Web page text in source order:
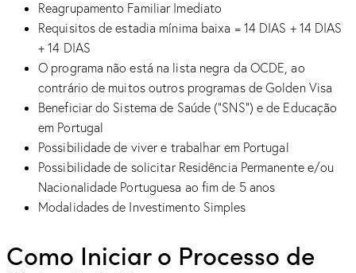
Reagrupamento Familiar Imediato
Requisitos de estadia mínima baixa = 14 DIAS + 14 DIAS
+ 14 DIAS
O programa não está na lista negra da OCDE, ao
contrário de muitos outros programas de Golden Visa
Beneficiar do Sistema de Saúde (“SNS”) e de Educação
em Portugal
Possibilidade de viver e trabalhar em Portugal
Possibilidade de solicitar Residência Permanente e/ou
Nacionalidade Portuguesa ao fim de 5 anos
Modalidades de Investimento Simples
Como Iniciar o Processo de